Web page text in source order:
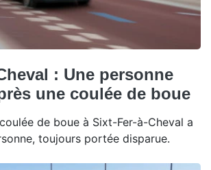
: Une personne
une coulée de boue
de boue à Sixt-Fer-à-Cheval a
toujours portée disparue.